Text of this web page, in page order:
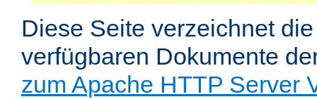
Diese Seite verzeichnet
verfügbaren Dokumente
zum Apache HTTP Server